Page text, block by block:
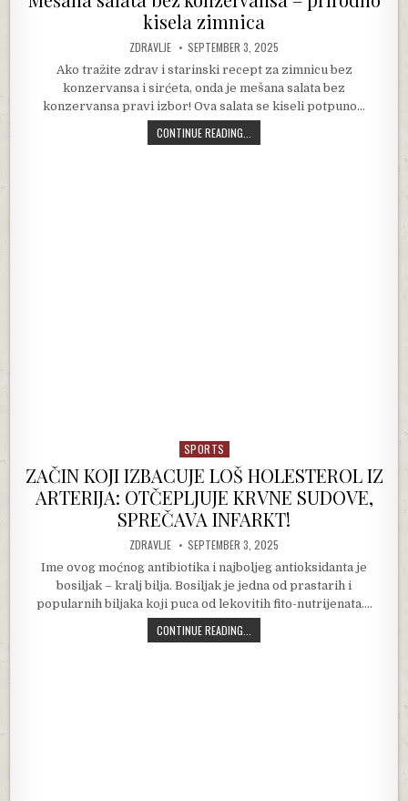
kisela zimnica
AUTHOR:
ZDRAVLJE PUBLISHED DATE:
SEPTEMBER 3, 2025
Ako tražite zdrav i starinski recept za zimnicu bez
konzervansa i sirćeta, onda je mešana salata bez
konzervansa pravi izbor! Ova salata se kiseli potpuno…
CONTINUE READING...
Posted in
SPORTS
ZAČIN KOJI IZBACUJE LOŠ HOLESTEROL IZ
ARTERIJA: OTČEPLJUJE KRVNE SUDOVE,
SPREČAVA INFARKT!
AUTHOR:
ZDRAVLJE PUBLISHED DATE:
SEPTEMBER 3, 2025
Ime ovog moćnog antibiotika i najboljeg antioksidanta je
bosiljak – kralj bilja. Bosiljak je jedna od prastarih i
popularnih biljaka koji puca od lekovitih fito-nutrijenata….
CONTINUE READING...